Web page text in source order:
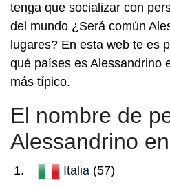
tenga que socializar con
del mundo ¿Será común
lugares? En esta web te es
qué países es Alessandrino
más típico.
El nombre de
Alessandrino
Italia (57)